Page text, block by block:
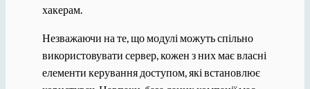
хакерам.
Незважаючи на те, що модулі можуть спільно
використовувати сервер, кожен з них має власні
елементи керування доступом, які встановлює